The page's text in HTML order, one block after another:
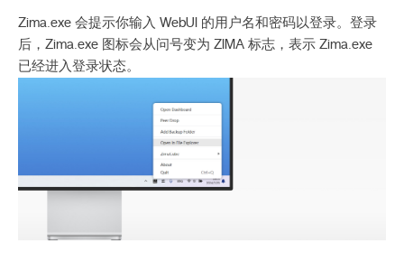
Zima.exe 会提示你输入 WebUI 的用户名和密码以登录。登录
后，Zima.exe 图标会从问号变为 ZIMA 标志，表示 Zima.exe
已经进入登录状态。